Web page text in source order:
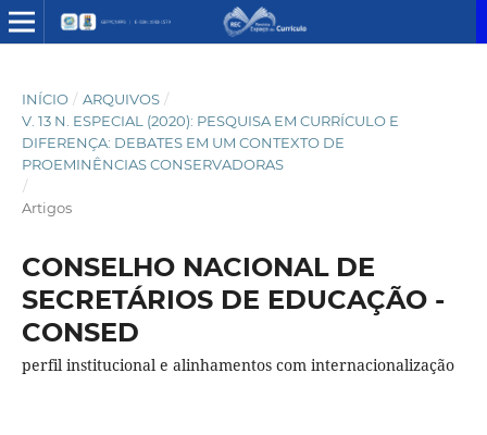
INÍCIO / ARQUIVOS /
V. 13 N. ESPECIAL (2020): PESQUISA EM CURRÍCULO E
DIFERENÇA: DEBATES EM UM CONTEXTO DE
PROEMINÊNCIAS CONSERVADORAS
/
Artigos
CONSELHO NACIONAL DE
SECRETÁRIOS DE EDUCAÇÃO -
CONSED
perfil institucional e alinhamentos com internacionalização